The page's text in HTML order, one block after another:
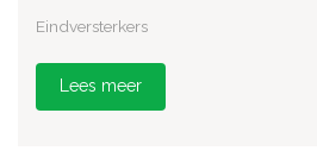
Eindversterkers
Lees meer